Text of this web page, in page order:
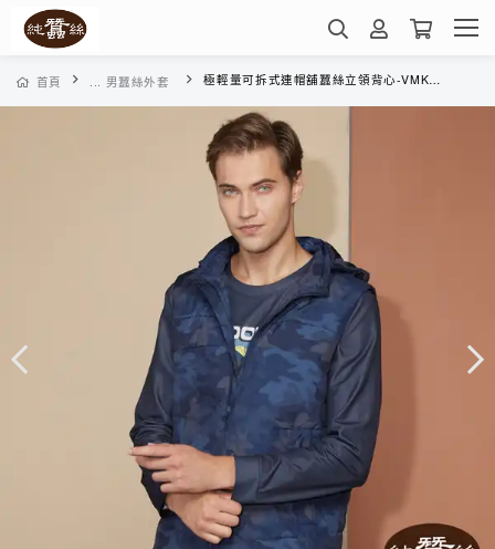
首頁 ... 男蠶絲外套 極輕量可拆式連帽舖蠶絲立領背心-VMK3YK04ND(中性迷彩)